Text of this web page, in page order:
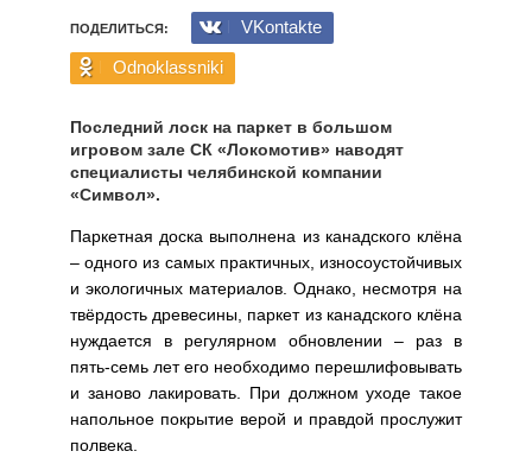
ПОДЕЛИТЬСЯ:
VKontakte
Odnoklassniki
Последний лоск на паркет в большом
игровом зале СК «Локомотив» наводят
специалисты челябинской компании
«Символ».
Паркетная доска выполнена из канадского клёна
– одного из самых практичных, износоустойчивых
и экологичных материалов. Однако, несмотря на
твёрдость древесины, паркет из канадского клёна
нуждается в регулярном обновлении – раз в
пять-семь лет его необходимо перешлифовывать
и заново лакировать. При должном уходе такое
напольное покрытие верой и правдой прослужит
полвека.